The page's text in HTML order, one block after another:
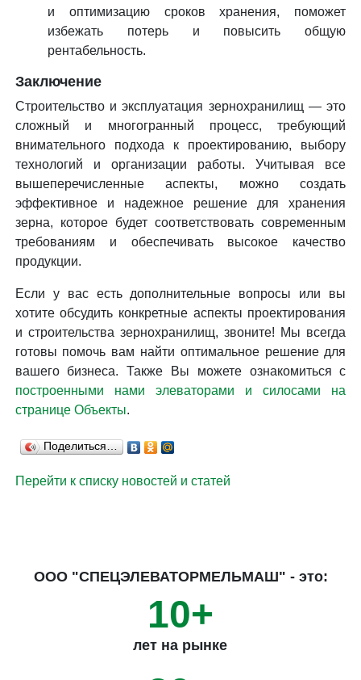
и оптимизацию сроков хранения, поможет
избежать потерь и повысить общую
рентабельность.
Заключение
Строительство и эксплуатация зернохранилищ — это
сложный и многогранный процесс, требующий
внимательного подхода к проектированию, выбору
технологий и организации работы. Учитывая все
вышеперечисленные аспекты, можно создать
эффективное и надежное решение для хранения
зерна, которое будет соответствовать современным
требованиям и обеспечивать высокое качество
продукции.
Если у вас есть дополнительные вопросы или вы
хотите обсудить конкретные аспекты проектирования
и строительства зернохранилищ, звоните! Мы всегда
готовы помочь вам найти оптимальное решение для
вашего бизнеса. Также Вы можете ознакомиться с
построенными нами элеваторами и силосами на
странице Объекты.
Поделиться…
Перейти к списку новостей и статей
ООО "СПЕЦЭЛЕВАТОРМЕЛЬМАШ" - это:
10+
лет на рынке